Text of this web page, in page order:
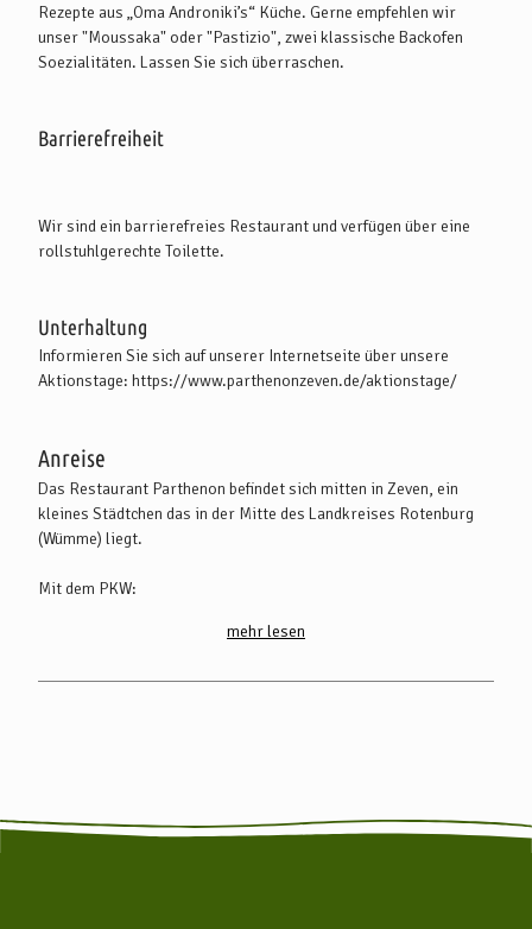
Rezepte aus „Oma Androniki’s“ Küche. Gerne empfehlen wir
unser "Moussaka" oder "Pastizio", zwei klassische Backofen
Soezialitäten. Lassen Sie sich überraschen.
Unterhaltung
Informieren Sie sich auf unserer Internetseite über unsere
Aktionstage: https://www.parthenonzeven.de/aktionstage/
Barrierefreiheit
Wir sind ein barrierefreies Restaurant und verfügen über eine
rollstuhlgerechte Toilette.
Anreise
Das Restaurant Parthenon befindet sich mitten in Zeven, ein
kleines Städtchen das in der Mitte des Landkreises Rotenburg
(Wümme) liegt.
Mit dem PKW:
Zeven direkt über die A 1 (Abfahrt Bockel) und über die B 71. Die
Rotenburg (Wümme) mit Zeven.
mehr lesen